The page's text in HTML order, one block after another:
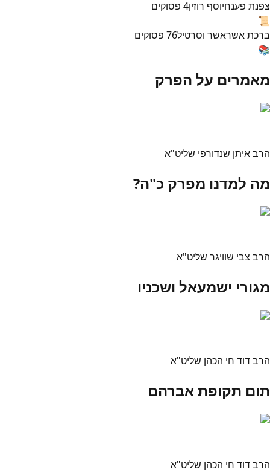
צפנת פענחיוסף רוזין4 פסוקים
📜
ברכת אשראשר וסרטיל76 פסוקים
📚
מאמרים על הפרק
הרב איתן שנדורפי שליט"א
מה למדנו מפרק כ"ה?
הרב צבי שוויגר שליט"א
מגורי ישמעאל ושכניו
הרב דוד חי הכהן שליט"א
תום תקופת אברהם
הרב דוד חי הכהן שליט"א